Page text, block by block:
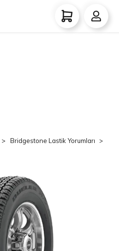
Bridgestone Lastik Yorumları